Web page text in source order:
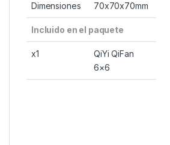
Dimensiones 70x70x70mm
Incluido en el paquete
x1
QiYi QiFan
6×6